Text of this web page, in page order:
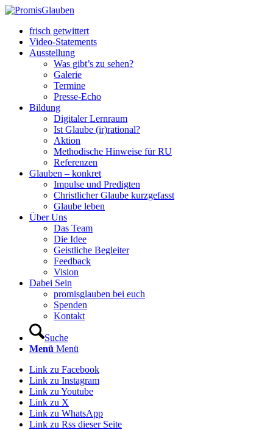
frisch getwittert
Video-Statements
Ausstellung
Was gibt’s zu sehen?
Galerie
Termine
Presse-Echo
Bildung
Digitaler Lernraum
Ist Glaube (ir)rational?
Aktion
Methodische Hinweise für RU
Referenzen
Glauben – konkret
Impulse und Predigten
Christlicher Glaube kurzgefasst
Glaube leben
Über Uns
Das Team
Die Idee
Geistliche Begleiter
Feedback
Vision
Dabei Sein
promisglauben bei euch
Spenden
Kontakt
Suche
Menü Menü
Link zu Facebook
Link zu Instagram
Link zu Youtube
Link zu X
Link zu WhatsApp
Link zu Rss dieser Seite